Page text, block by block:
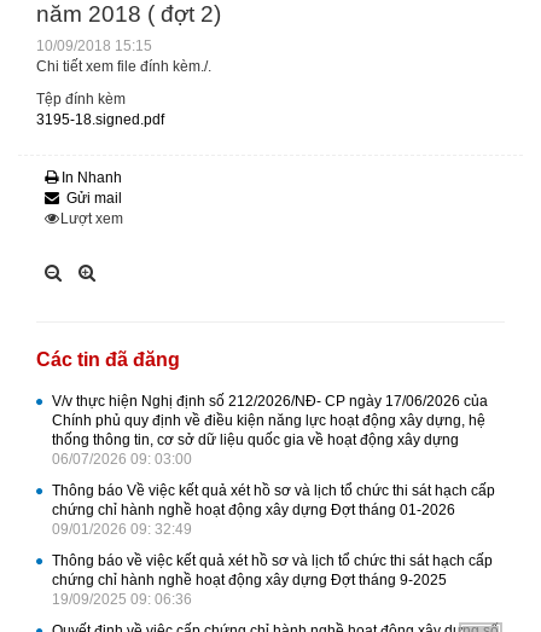
năm 2018 ( đợt 2)
10/09/2018 15:15
Chi tiết xem file đính kèm./.
Tệp đính kèm
3195-18.signed.pdf
In Nhanh
Gửi mail
Lượt xem
Các tin đã đăng
V/v thực hiện Nghị định số 212/2026/NĐ- CP ngày 17/06/2026 của
Chính phủ quy định về điều kiện năng lực hoạt động xây dựng, hệ
thống thông tin, cơ sở dữ liệu quốc gia về hoạt động xây dựng
06/07/2026 09: 03:00
Thông báo Về việc kết quả xét hồ sơ và lịch tổ chức thi sát hạch cấp
chứng chỉ hành nghề hoạt động xây dựng Đợt tháng 01-2026
09/01/2026 09: 32:49
Thông báo về việc kết quả xét hồ sơ và lịch tổ chức thi sát hạch cấp
chứng chỉ hành nghề hoạt động xây dựng Đợt tháng 9-2025
19/09/2025 09: 06:36